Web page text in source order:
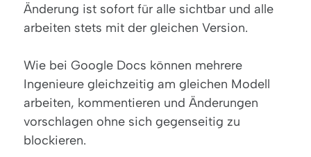
Änderung ist sofort für alle sichtbar und alle
arbeiten stets mit der gleichen Version.
Wie bei Google Docs können mehrere
Ingenieure gleichzeitig am gleichen Modell
arbeiten, kommentieren und Änderungen
vorschlagen ohne sich gegenseitig zu
blockieren.